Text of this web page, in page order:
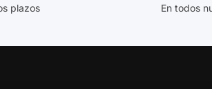
plazos En todos